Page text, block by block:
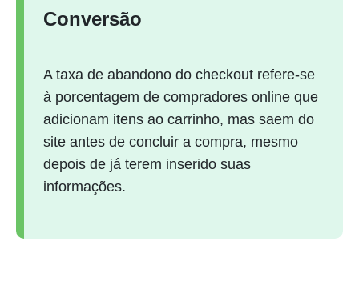
Conversão
A taxa de abandono do checkout refere-se
à porcentagem de compradores online que
adicionam itens ao carrinho, mas saem do
site antes de concluir a compra, mesmo
depois de já terem inserido suas
informações.